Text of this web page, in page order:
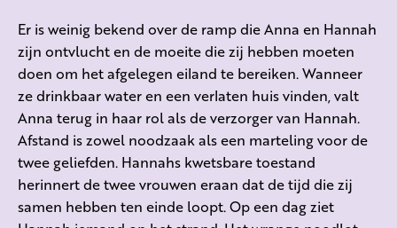
Er is weinig bekend over de ramp die Anna en Hannah
zijn ontvlucht en de moeite die zij hebben moeten
doen om het afgelegen eiland te bereiken. Wanneer
ze drinkbaar water en een verlaten huis vinden, valt
Anna terug in haar rol als de verzorger van Hannah.
Afstand is zowel noodzaak als een marteling voor de
twee geliefden. Hannahs kwetsbare toestand
herinnert de twee vrouwen eraan dat de tijd die zij
samen hebben ten einde loopt. Op een dag ziet